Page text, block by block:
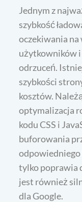
Jednym z
szybkość
oczekiwania
użytkowników i
odrzuceń.
szybkości
kosztów.
optymalizacja
kodu CSS i
buforowania
odpowiedniego
tylko poprawia
jest również
dla Google.